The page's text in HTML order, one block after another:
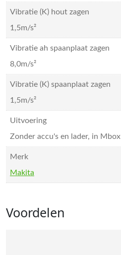
Vibratie (K) hout zagen
1,5m/s²
Vibratie ah spaanplaat zagen
8,0m/s²
Vibratie (K) spaanplaat zagen
1,5m/s²
Uitvoering
Zonder accu's en lader, in Mbox
Merk
Makita
Voordelen